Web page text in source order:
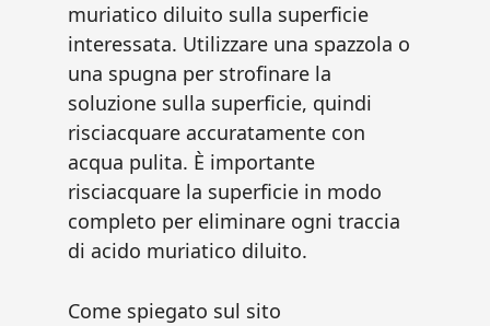
muriatico diluito sulla superficie
interessata. Utilizzare una spazzola o
una spugna per strofinare la
soluzione sulla superficie, quindi
risciacquare accuratamente con
acqua pulita. È importante
risciacquare la superficie in modo
completo per eliminare ogni traccia
di acido muriatico diluito.
Come spiegato sul sito